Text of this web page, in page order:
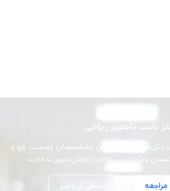
نابت تاجمیر ریاحی
یکی از برجسته‌ترین متخصصان پوست، مو و
ویژه‌ای در درمان جوش صورت دارند
پرسش از دکتر